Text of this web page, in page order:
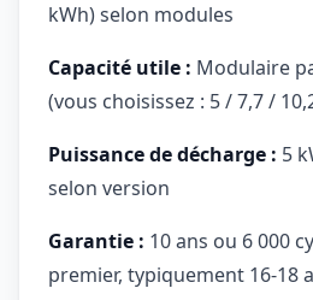
kWh) selon modules
Capacité utile : Modulaire
(vous choisissez : 5 / 7,7 /
Puissance de décharge : 5
selon version
Garantie : 10 ans ou 6 000
premier, typiquement 16-18